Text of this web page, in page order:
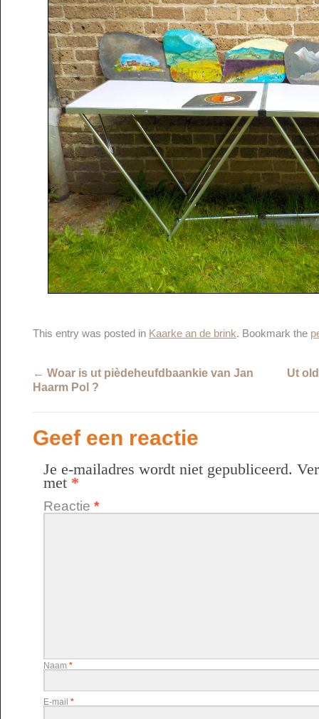
This entry was posted in Kaarke an de brink. Bookmark the
← Woar is ut pièdeheufdbaankie van Jan
Haarm Pol ?
Ut
Geef een reactie
Je e-mailadres wordt niet gepubliceerd.
met *
Reactie *
Naam *
E-mail *